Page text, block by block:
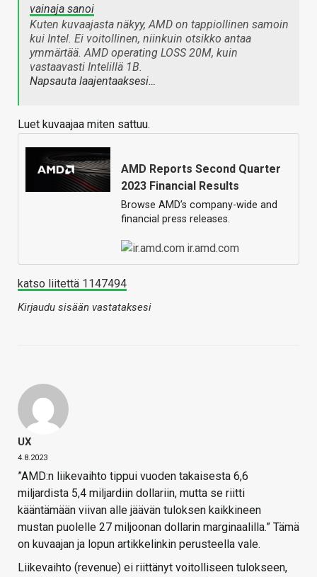
vainaja sanoi
Kuten kuvaajasta näkyy, AMD on tappiollinen samoin
kui Intel. Ei voitollinen, niinkuin otsikko antaa
ymmärtää. AMD operating LOSS 20M, kuin
vastaavasti Intelillä 1B.
Napsauta laajentaaksesi…
Luet kuvaajaa miten sattuu.
AMD Reports Second Quarter
2023 Financial Results
Browse AMD’s company-wide and
financial press releases.
ir.amd.com
katso liitettä 1147494
Kirjaudu sisään vastataksesi
UX
4.8.2023
”AMD:n liikevaihto tippui vuoden takaisesta 6,6
miljardista 5,4 miljardiin dollariin, mutta se riitti
kääntämään viivan alle jäävän tuloksen kaikkineen
mustan puolelle 27 miljoonan dollarin marginaalilla.” Tämä
on kuvaajan ja lopun artikkelinkin perusteella vale.
Liikevaihto (revenue) ei riittänyt voitolliseen tulokseen,